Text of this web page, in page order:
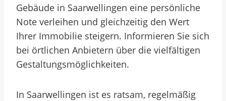
Gebäude in Saarwellingen eine persönliche
Note verleihen und gleichzeitig den Wert
Ihrer Immobilie steigern. Informieren Sie sich
bei örtlichen Anbietern über die vielfältigen
Gestaltungsmöglichkeiten.
In Saarwellingen ist es ratsam, regelmäßig